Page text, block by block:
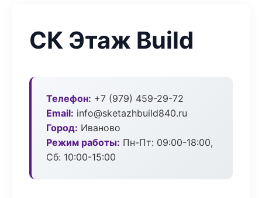
СК Этаж Build
Телефон: +7 (979) 459-29-72
Email: info@sketazhbuild840.ru
Город: Иваново
Режим работы: Пн-Пт: 09:00-18:00,
Сб: 10:00-15:00